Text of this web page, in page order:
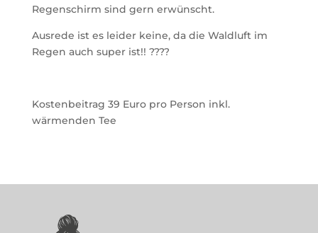
Regenschirm sind gern erwünscht.
Ausrede ist es leider keine, da die Waldluft im
Regen auch super ist!! ????
Kostenbeitrag 39 Euro pro Person inkl.
wärmenden Tee